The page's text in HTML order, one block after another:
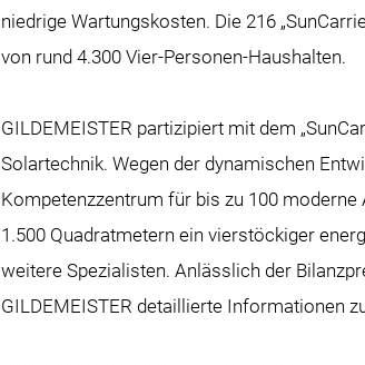
niedrige Wartungskosten. Die 216
von rund 4.300 Vier-Personen-Haushalten.
GILDEMEISTER partizipiert mit dem
Solartechnik. Wegen der dynamischen
Kompetenzzentrum für bis zu 100
1.500 Quadratmetern ein vierstöckiger
weitere Spezialisten. Anlässlich der
GILDEMEISTER detaillierte Informationen